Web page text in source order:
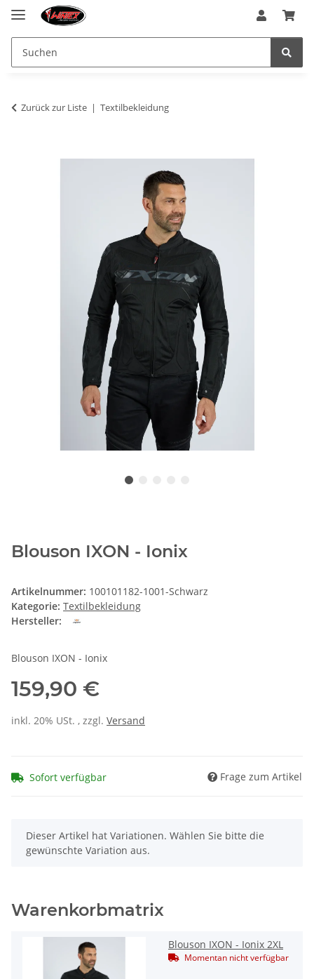
Zurück zur Liste Textilbekleidung
Blouson IXON - Ionix
Artikelnummer: 100101182-1001-Schwarz
Kategorie: Textilbekleidung
Hersteller:
Blouson IXON - Ionix
159,90 €
inkl. 20% USt. , zzgl. Versand
Sofort verfügbar Frage zum Artikel
x
Dieser Artikel hat Variationen. Wählen Sie bitte die
gewünschte Variation aus.
Warenkorbmatrix
Blouson IXON - Ionix 2XL
Momentan nicht verfügbar